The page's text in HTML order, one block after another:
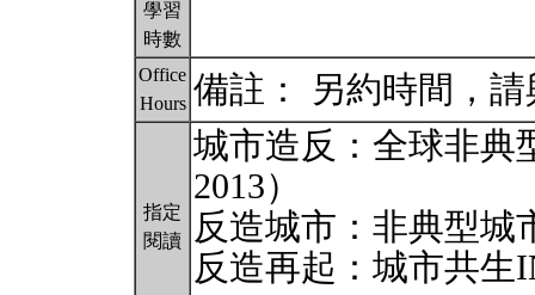
學習
時數
Office
Hours 備註： 另約時間，
指定
閱讀
城市造反：全球非典
2013）
反造城市：非典型城
反造再起：城市共生